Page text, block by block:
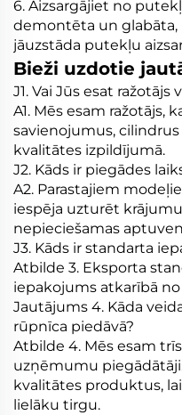
6. Aizsargājiet no
demontēta un glabāta,
jāuzstāda putekļu
Bieži uzdotie
J1. Vai Jūs esat
A1. Mēs esam ražotājs,
savienojumus,
kvalitātes izpildījumā.
J2. Kāds ir piegādes
A2. Parastajiem
iespēja uzturēt
nepieciešamas
J3. Kāds ir standarta
Atbilde 3. Eksporta
iepakojums atkarībā
Jautājums 4. Kāda
rūpnīca piedāvā?
Atbilde 4. Mēs esam
uzņēmumu
kvalitātes produktus,
lielāku tirgu.